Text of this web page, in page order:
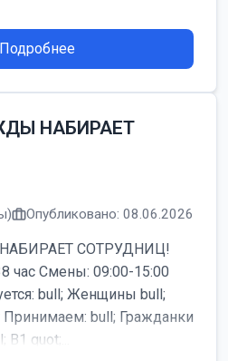
Подробнее
НАБИРАЕТ
Опубликовано: 08.06.2026
СОТРУДНИЦ!
час Смены: 09:00-15:00
bull; Женщины bull;
bull; Гражданки
quot;...